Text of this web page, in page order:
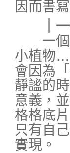
因而書
｜一
一個人
小植物
會因為
靜謐的
意義，
格格底
只有自
實現。